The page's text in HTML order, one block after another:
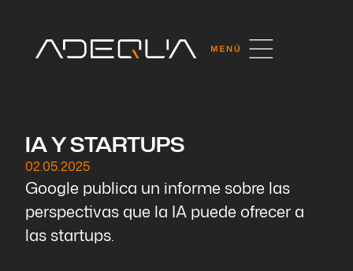
IA Y STARTUPS
02.05.2025
Google publica un informe sobre las
perspectivas que la IA puede ofrecer a
las startups.